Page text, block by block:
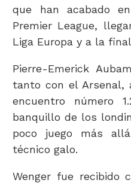
que han acabado
Premier League,
Liga Europa y a la
Pierre-Emerick
tanto con el Arsenal,
encuentro número
banquillo de los
poco juego más
técnico galo.
Wenger fue recibido